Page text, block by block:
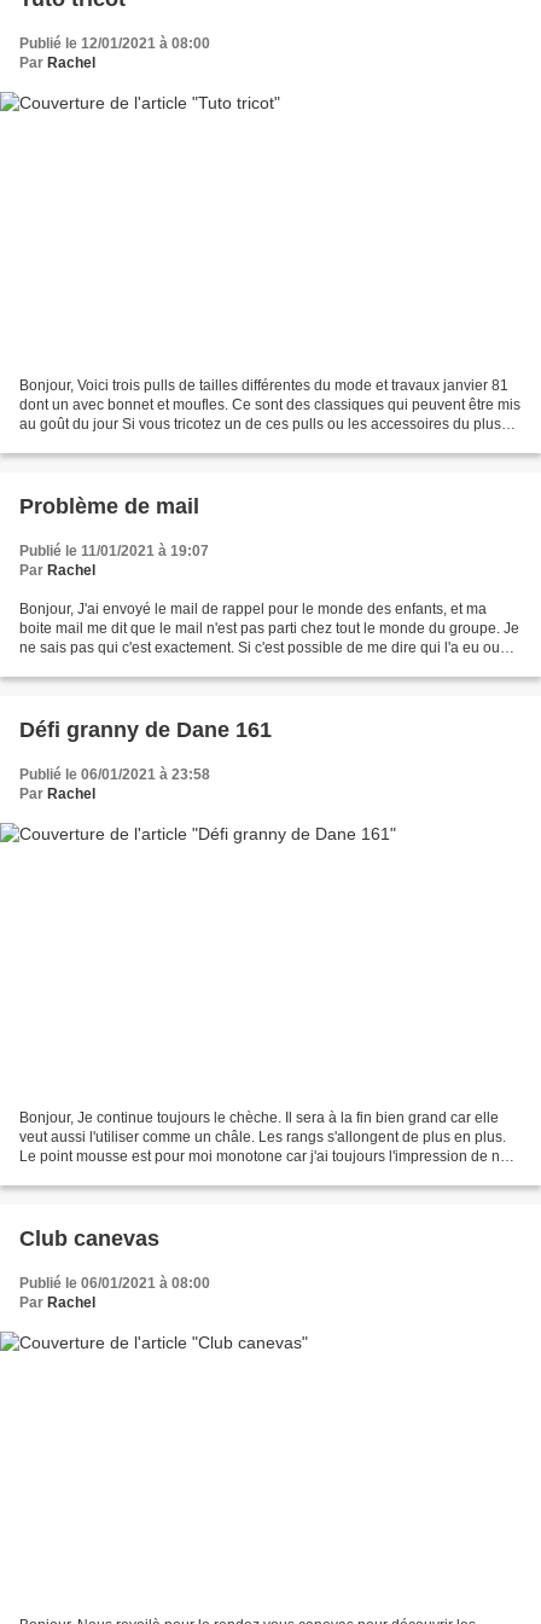
Publié le 12/01/2021 à 08:00
Par Rachel
Bonjour, Voici trois pulls de tailles différentes du mode et travaux janvier 81
dont un avec bonnet et moufles. Ce sont des classiques qui peuvent être mis
au goût du jour Si vous tricotez un de ces pulls ou les accessoires du plus
Problème de mail
Publié le 11/01/2021 à 19:07
Par Rachel
Bonjour, J'ai envoyé le mail de rappel pour le monde des enfants, et ma
boite mail me dit que le mail n'est pas parti chez tout le monde du groupe. Je
ne sais pas qui c'est exactement. Si c'est possible de me dire qui l'a eu ou
Défi granny de Dane 161
Publié le 06/01/2021 à 23:58
Par Rachel
Bonjour, Je continue toujours le chèche. Il sera à la fin bien grand car elle
veut aussi l'utiliser comme un châle. Les rangs s'allongent de plus en plus.
Le point mousse est pour moi monotone car j'ai toujours l'impression de ne
Club canevas
Publié le 06/01/2021 à 08:00
Par Rachel